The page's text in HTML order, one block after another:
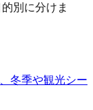
別に分けま
冬季や観光シー